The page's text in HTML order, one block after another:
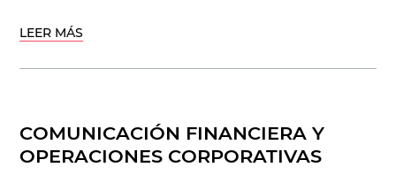
LEER MÁS
COMUNICACIÓN FINANCIERA Y
OPERACIONES CORPORATIVAS